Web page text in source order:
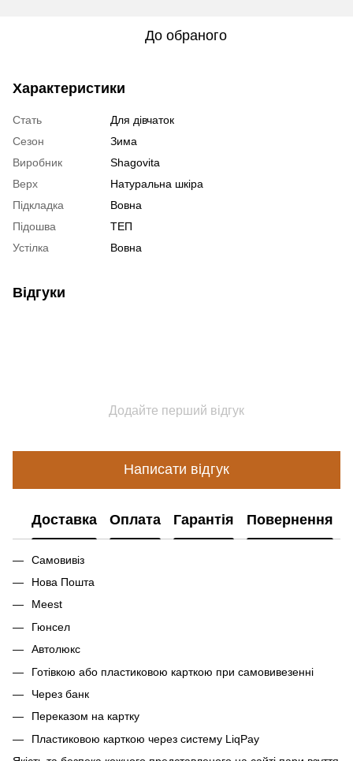
До обраного
Характеристики
Стать
Для дівчаток
Сезон
Зима
Виробник
Shagovita
Верх
Натуральна шкіра
Підкладка
Вовна
Підошва
ТЕП
Устілка
Вовна
Відгуки
Додайте перший відгук
Написати відгук
Доставка Оплата Гарантія Повернення
Самовивіз
Нова Пошта
Meest
Гюнсел
Автолюкс
Готівкою або пластиковою карткою при самовивезенні
Через банк
Переказом на картку
Пластиковою карткою через систему LiqPay